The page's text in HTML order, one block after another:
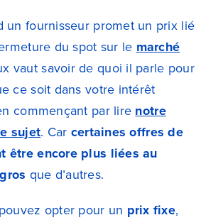
un fournisseur promet un prix lié
du spot sur le marché
vaut savoir de quoi il parle pour
ce soit dans votre intérêt
commençant par lire notre
sujet. Car certaines offres de
être encore plus liées au
que d’autres.
opter pour un prix fixe,